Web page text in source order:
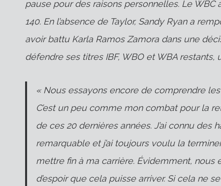
pause pour des raisons personnelles. Le
140. En l’absence de Taylor, Sandy Ryan a
avoir battu Karla Ramos Zamora dans une
défendre ses titres IBF, WBO et WBA
« Nous essayons encore de comprendre
C’est un peu comme mon combat pour la
de ces 20 dernières années. J’ai connu
remarquable et j’ai toujours voulu la
mettre fin à ma carrière. Évidemment, nous
d’espoir que cela puisse arriver. Si cela ne